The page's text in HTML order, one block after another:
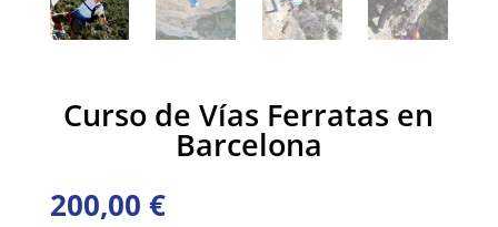
Curso de Vías Ferratas en
Barcelona
200,00 €